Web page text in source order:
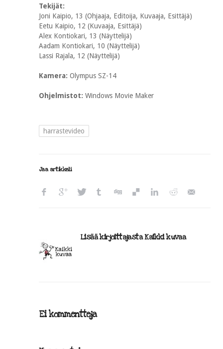
Tekijät:
Joni Kaipio, 13 (Ohjaaja, Editoija, Kuvaaja, Esittäjä)
Eetu Kaipio, 12 (Kuvaaja, Esittäjä)
Alex Kontiokari, 13 (Näyttelijä)
Aadam Kontiokari, 10 (Näyttelijä)
Lassi Rajala, 12 (Näyttelijä)
Kamera: Olympus SZ-14
Ohjelmistot: Windows Movie Maker
harrastevideo
Jaa artikkeli
Lisää kirjoittajasta Kaikki kuvaa
Ei kommentteja